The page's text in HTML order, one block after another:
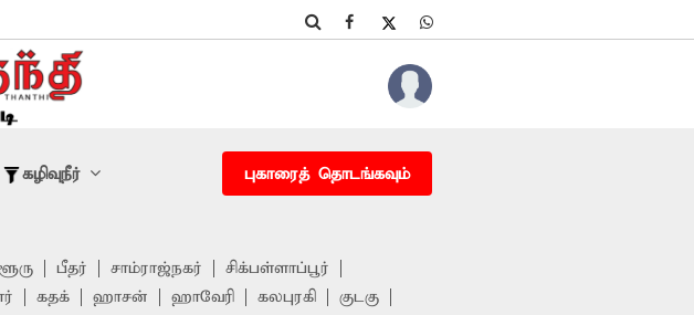
கழிவுநீர் புகாரைத் தொடங்கவும்
பீதர் சாம்ராஜ்நகர்
சிக்பள்ளாப்பூர்
கதக் ஹாசன் ஹாவேரி கலபுரகி
குடகு